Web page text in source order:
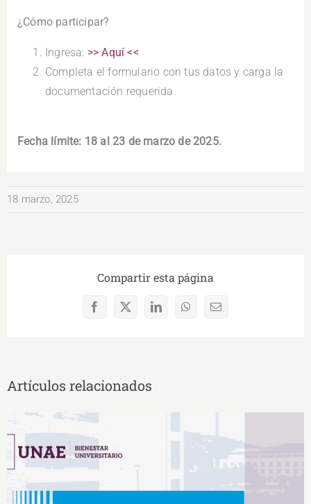
¿Cómo participar?
Ingresa: >> Aquí <<
Completa el formulario con tus datos y carga la
documentación requerida.
Fecha límite: 18 al 23 de marzo de 2025.
18 marzo, 2025
Compartir esta página
Facebook
X LinkedInWhatsAppCorreo
Artículos relacionados